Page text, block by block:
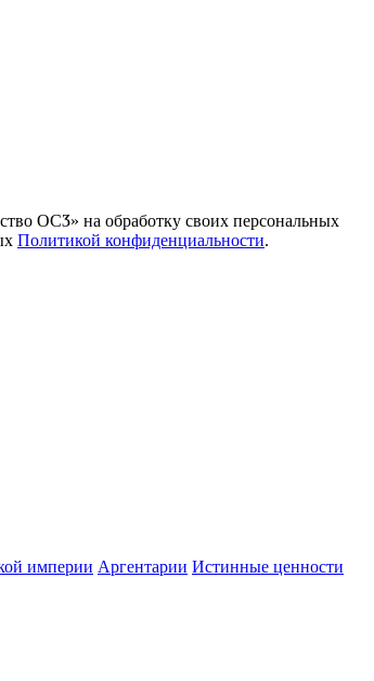
ОСӠ» на обработку своих персональных
Политикой конфиденциальности.
империи Аргентарии Истинные ценности